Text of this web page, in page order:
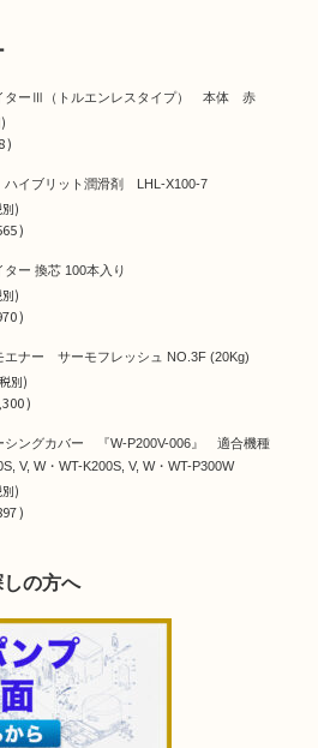
ターⅢ（トルエンレスタイプ） 本体 赤
)
イブリット潤滑剤 LHL-X100-7
)
)
ター 換芯 100本入り
)
)
エナー サーモフレッシュ NO.3F (20Kg)
別)
)
ングカバー 『W-P200V-006』 適合機種
V, W・WT-K200S, V, W・WT-P300W
)
)
しの方へ